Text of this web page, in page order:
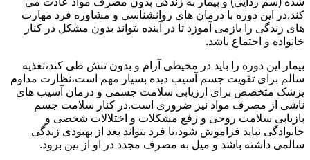
کند.در این دوره با درمان های روانشناسی و مشاوره فرد مهارت
های زندگی را بازمی آموزد تا در آینده بتواند بدون مشکل در کنار
خانواده و اجتماع باشد.
بیمار این دوره را باید در محیطی آرام و بدون تنش طی کند،تغذیه
سالم برای تقویت جسم آسیب دیده بسیار مهم است،نظارت مداوم
پزشک متخصص برای ارزیابی سلامت جسمی و درمان آسیب های
ناشی از مصرف مواد نیز ضروری است.در کنار سلامت جسم
بازیابی سلامت روحی و رفع مشکلات و اختلالات شخصی و
خانوادگی نباید فراموش شود،تا فرد بتواند بعد از بهبودی زندگی
سالمی داشته باشد و میل به مصرف مجدد در او از بین برود.